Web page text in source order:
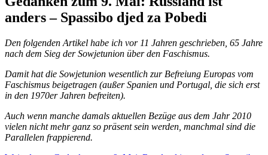
anders – Spassibo djed za Pobedi
Den folgenden Artikel habe ich vor 11 Jahren geschrieben, 65 Jahre
nach dem Sieg der Sowjetunion über den Faschismus.
Damit hat die Sowjetunion wesentlich zur Befreiung Europas vom
Faschismus beigetragen (außer Spanien und Portugal, die sich erst
in den 1970er Jahren befreiten).
Auch wenn manche damals aktuellen Bezüge aus dem Jahr 2010
vielen nicht mehr ganz so präsent sein werden, manchmal sind die
Parallelen frappierend.